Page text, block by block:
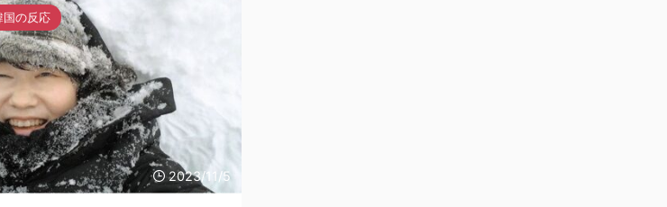
2023/11/5
国の反応